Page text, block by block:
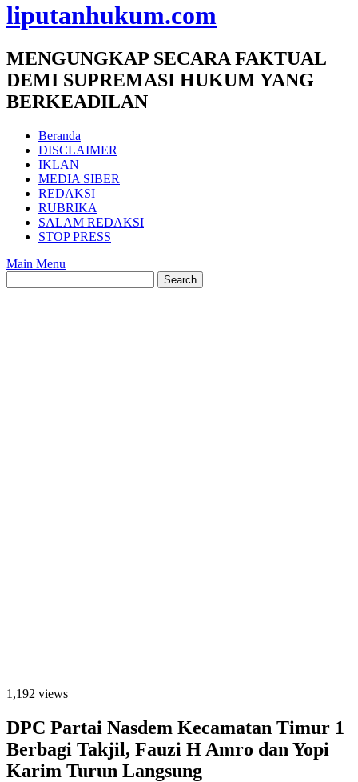
liputanhukum.com
MENGUNGKAP SECARA FAKTUAL
DEMI SUPREMASI HUKUM YANG
BERKEADILAN
Beranda
DISCLAIMER
IKLAN
MEDIA SIBER
REDAKSI
RUBRIKA
SALAM REDAKSI
STOP PRESS
Main Menu
1,192 views
DPC Partai Nasdem Kecamatan Timur 1
Berbagi Takjil, Fauzi H Amro dan Yopi
Karim Turun Langsung